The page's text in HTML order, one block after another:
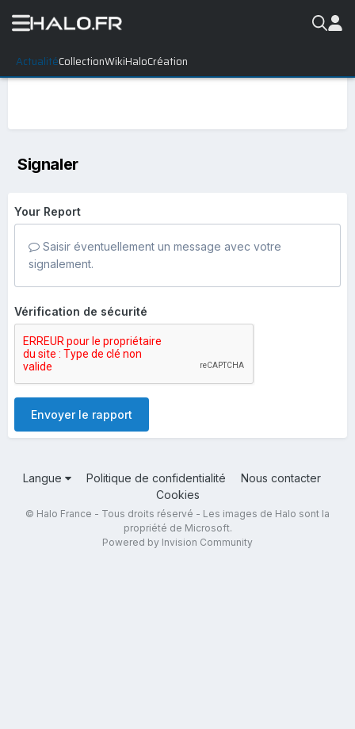
ActualitéCollectionWikiHaloCréation
Signaler
Your Report
Saisir éventuellement un message avec votre
signalement.
Vérification de sécurité
Envoyer le rapport
Langue Politique de confidentialité
Nous contacter
Cookies
© Halo France - Tous droits réservé - Les images de Halo sont la
propriété de Microsoft.
Powered by Invision Community